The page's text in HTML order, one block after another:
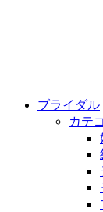
ブライダル
カテ